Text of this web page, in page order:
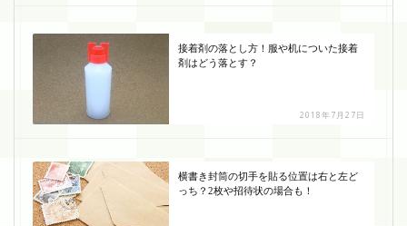
接着剤の落とし方！服や机についた接着
剤はどう落とす？
2018年7月27日
横書き封筒の切手を貼る位置は右と左ど
っち？2枚や招待状の場合も！